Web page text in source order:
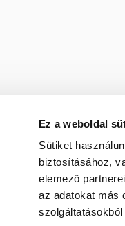
Ez a weboldal
Sütiket
biztosításához,
elemező
az adatokat más